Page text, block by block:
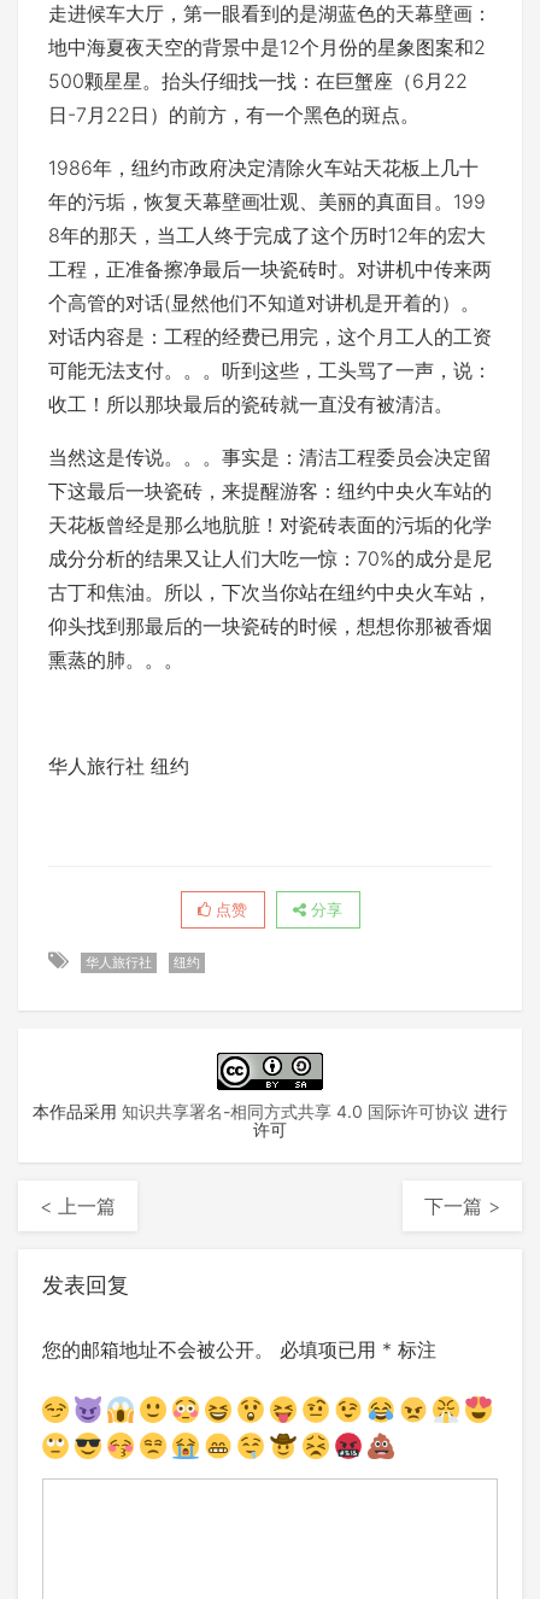
走进候车大厅，第一眼看到的是湖蓝色的天幕壁画：
地中海夏夜天空的背景中是12个月份的星象图案和2
500颗星星。抬头仔细找一找：在巨蟹座（6月22
日-7月22日）的前方，有一个黑色的斑点。
1986年，纽约市政府决定清除火车站天花板上几十
年的污垢，恢复天幕壁画壮观、美丽的真面目。199
8年的那天，当工人终于完成了这个历时12年的宏大
工程，正准备擦净最后一块瓷砖时。对讲机中传来两
个高管的对话(显然他们不知道对讲机是开着的）。
对话内容是：工程的经费已用完，这个月工人的工资
可能无法支付。。。听到这些，工头骂了一声，说：
收工！所以那块最后的瓷砖就一直没有被清洁。
当然这是传说。。。事实是：清洁工程委员会决定留
下这最后一块瓷砖，来提醒游客：纽约中央火车站的
天花板曾经是那么地肮脏！对瓷砖表面的污垢的化学
成分分析的结果又让人们大吃一惊：70%的成分是尼
古丁和焦油。所以，下次当你站在纽约中央火车站，
仰头找到那最后的一块瓷砖的时候，想想你那被香烟
熏蒸的肺。。。
华人旅行社 纽约
点赞 分享
华人旅行社 纽约
本作品采用 知识共享署名-相同方式共享 4.0 国际许可协议 进行
许可
< 上一篇 下一篇 >
发表回复
您的邮箱地址不会被公开。 必填项已用 * 标注